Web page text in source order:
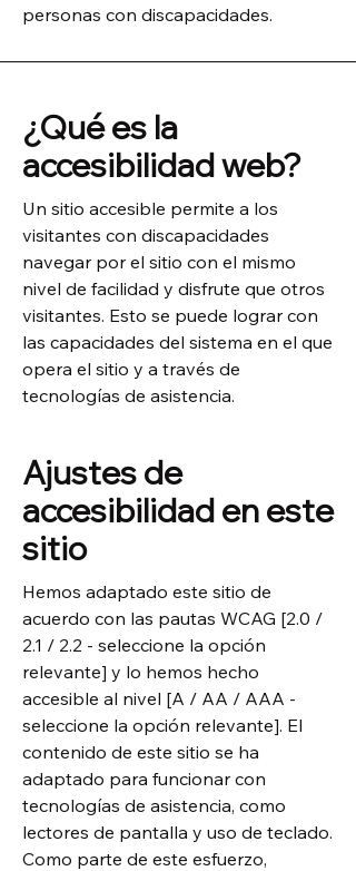
personas con discapacidades.
¿Qué es la
accesibilidad web?
Un sitio accesible permite a los
visitantes con discapacidades
navegar por el sitio con el mismo
nivel de facilidad y disfrute que otros
visitantes. Esto se puede lograr con
las capacidades del sistema en el que
opera el sitio y a través de
tecnologías de asistencia.
Ajustes de
accesibilidad en este
sitio
Hemos adaptado este sitio de
acuerdo con las pautas WCAG [2.0 /
2.1 / 2.2 - seleccione la opción
relevante] y lo hemos hecho
accesible al nivel [A / AA / AAA -
seleccione la opción relevante]. El
contenido de este sitio se ha
adaptado para funcionar con
tecnologías de asistencia, como
lectores de pantalla y uso de teclado.
Como parte de este esfuerzo,